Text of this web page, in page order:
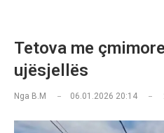
Tetova me
ujësjellës
Nga B.M 06.01.2026 20:14